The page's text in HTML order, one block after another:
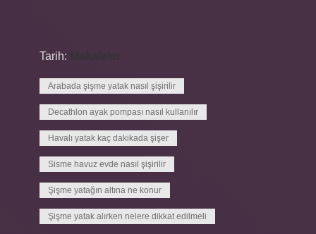
Tarih:
Arabada şişme yatak nasıl şişirilir
Decathlon ayak pompası nasıl kullanılır
Havalı yatak kaç dakikada şişer
Sisme havuz evde nasıl şişirilir
Şişme yatağın altına ne konur
Şişme yatak alırken nelere dikkat edilmeli